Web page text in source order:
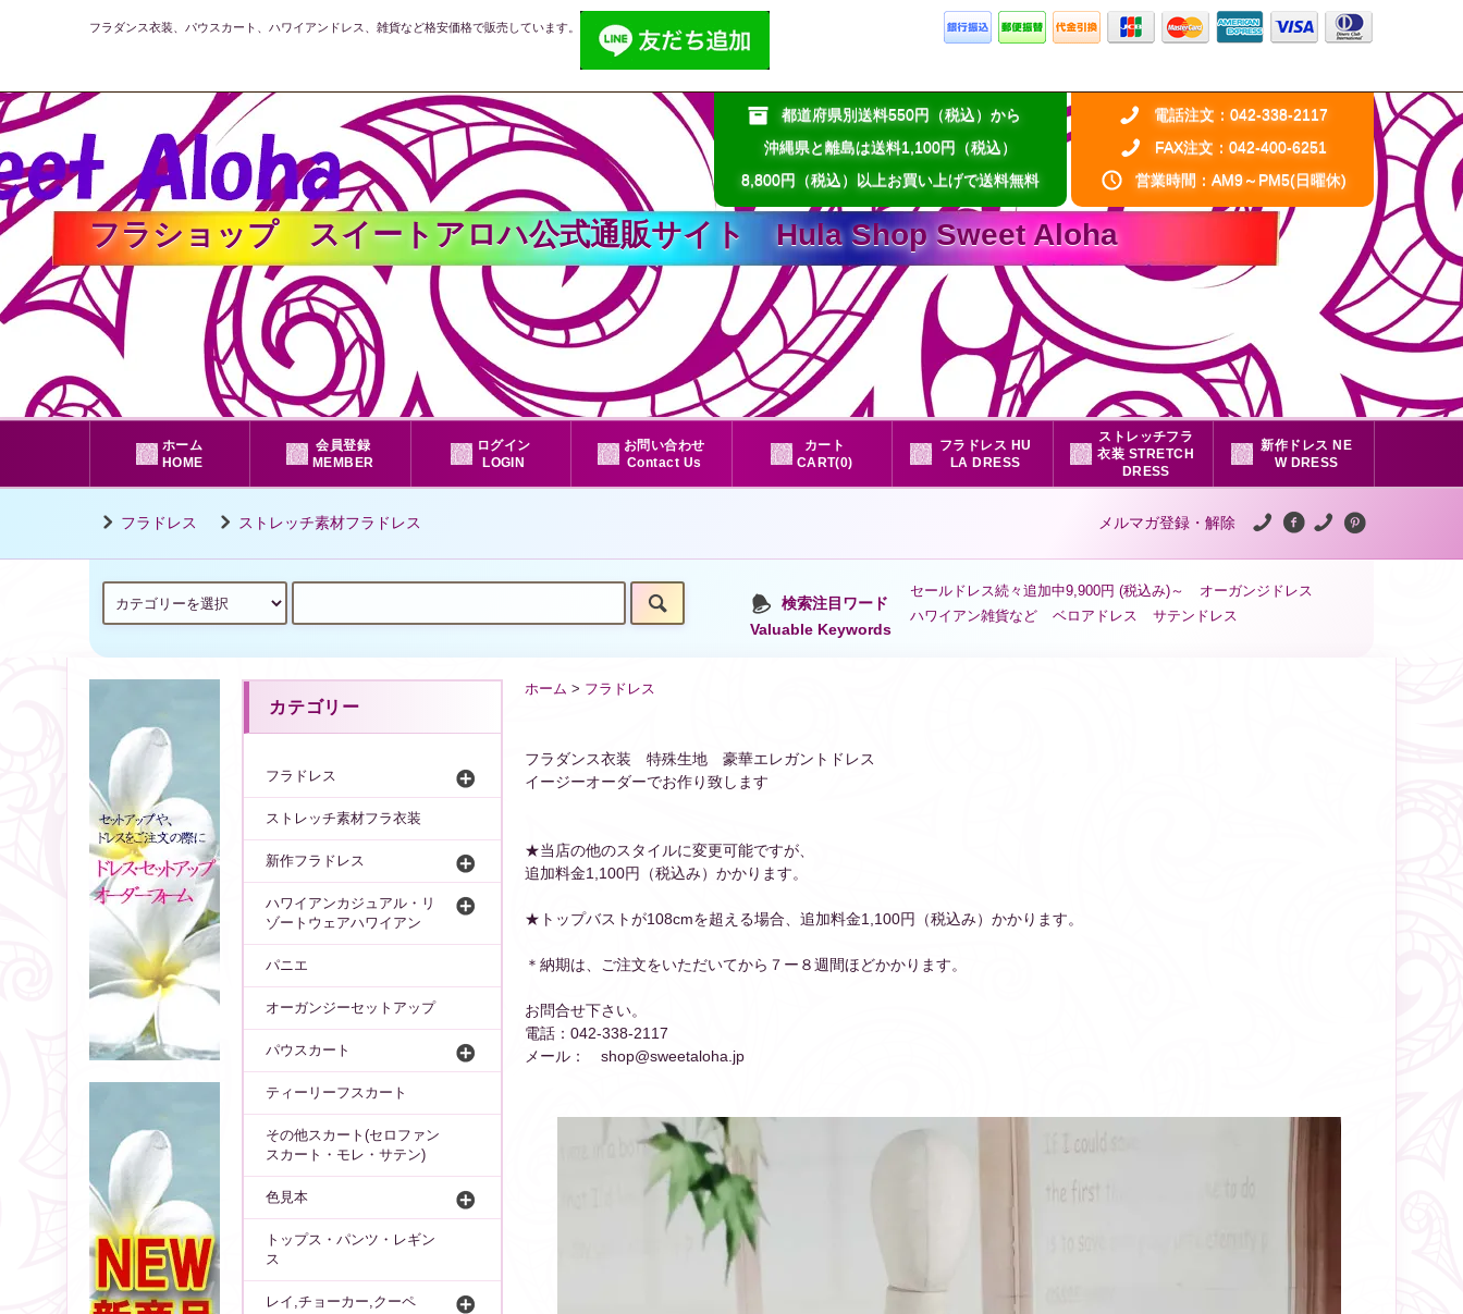
フラダンス衣装、パウスカート、ハワイアンドレス、雑貨など格安価格で販売しています。
フラショップ スイートアロハ公式通販サイト Hula Shop Sweet Aloha
都道府県別送料550円（税込）から
沖縄県と離島は送料1,100円（税込）
8,800円（税込）以上お買い上げで送料無料
電話注文：042-338-2117
FAX注文：042-400-6251
営業時間：AM9～PM5(日曜休)
ホーム
HOME
会員登録
MEMBER
ログイン
LOGIN
お問い合わせ
Contact Us
カート
CART(0)
フラドレス HU
LA DRESS
ストレッチフラ
衣装 STRETCH
DRESS
新作ドレス NE
W DRESS
フラドレス ストレッチ素材フラドレス メルマガ登録・解除
検索注目ワード
Valuable Keywords
セールドレス続々追加中9,900円 (税込み)～
オーガンジドレス
ハワイアン雑貨など
ベロアドレス サテンドレス
ホーム > フラドレス
フラダンス衣装 特殊生地 豪華エレガントドレス
イージーオーダーでお作り致します
★当店の他のスタイルに変更可能ですが、
追加料金1,100円（税込み）かかります。
★トップバストが108cmを超える場合、追加料金1,100円（税込み）かかります。
＊納期は、ご注文をいただいてから７ー８週間ほどかかります。
お問合せ下さい。
電話：042-338-2117
メール： shop@sweetaloha.jp
カテゴリー
フラドレス
ストレッチ素材フラ衣装
新作フラドレス
ハワイアンカジュアル・リ
ゾートウェアハワイアン
パニエ
オーガンジーセットアップ
パウスカート
ティーリーフスカート
その他スカート(セロファン
スカート・モレ・サテン)
色見本
トップス・パンツ・レギン
ス
レイ,チョーカー,クーペ